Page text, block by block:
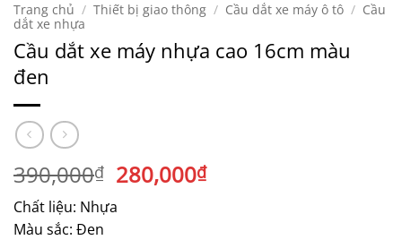
Trang chủ / Thiết bị giao thông / Cầu dắt xe máy ô tô / Cầu
dắt xe nhựa
Cầu dắt xe máy nhựa cao 16cm màu
đen
390,000₫ Giá
là:
280,000₫Giá
Chất liệu: Nhựa
Màu sắc: Đen